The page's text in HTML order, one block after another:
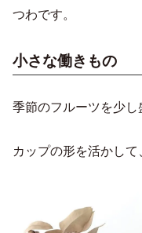
つわです。
小さな働きもの
季節のフルーツを少し
カップの形を活かして